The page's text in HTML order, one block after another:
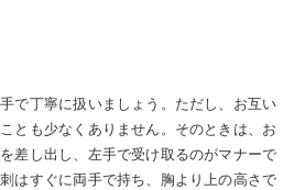
で丁寧に扱いましょう。ただし、お互い
とも少なくありません。そのときは、お
差し出し、左手で受け取るのがマナーで
はすぐに両手で持ち、胸より上の高さで